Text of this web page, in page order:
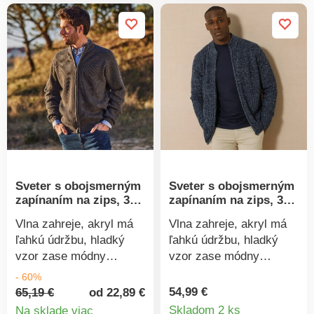
Hrejivá podšívka
sherpa. Možno prať v
práčke.
Hrejivá podšívka
sherpa. Možno prať v
práčke.
Sveter s obojsmerným
zapínaním na zips, 30
Vlna zahreje, akryl má
ľahkú údržbu, hladký
vzor zase módny
vzhľad, tento sveter je
skvelý! Hladký pletený
vzor, ​​príjemne sa nosí.
- 60%
65,19 €
od 22,89 €
Na sklade viac
Sveter s obojsmerným
zapínaním na zips, 30
Vlna zahreje, akryl má
ľahkú údržbu, hladký
vzor zase módny
skvelý! Hladký pletený
vzor, ​​príjemne sa nosí.
54,99 €
Skladom 2 ks